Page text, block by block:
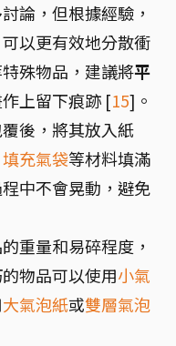
論，但根據經驗，
以更有效地分散衝
殊物品，建議將平
上留下痕跡 [15]。
後，將其放入紙
填充氣袋等材料填滿
中不會晃動，避免
重量和易碎程度，
物品可以使用小氣
大氣泡紙或雙層氣泡